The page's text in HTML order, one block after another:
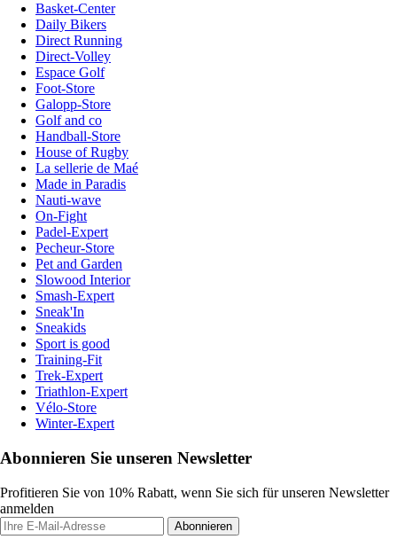
Basket-Center
Daily Bikers
Direct Running
Direct-Volley
Espace Golf
Foot-Store
Galopp-Store
Golf and co
Handball-Store
House of Rugby
La sellerie de Maé
Made in Paradis
Nauti-wave
On-Fight
Padel-Expert
Pecheur-Store
Pet and Garden
Slowood Interior
Smash-Expert
Sneak'In
Sneakids
Sport is good
Training-Fit
Trek-Expert
Triathlon-Expert
Vélo-Store
Winter-Expert
Abonnieren Sie unseren Newsletter
Profitieren Sie von 10% Rabatt, wenn Sie sich für unseren Newsletter
anmelden
Abonnieren